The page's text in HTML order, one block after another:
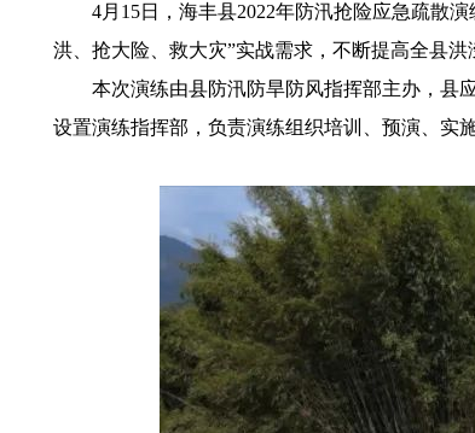
4月15日，海丰县2022年防汛抢险应急疏散演
洪、抢大险、救大灾”实战需求，不断提高全县洪
本次演练由县防汛防旱防风指挥部主办，县应
设置演练指挥部，负责演练组织培训、预演、实